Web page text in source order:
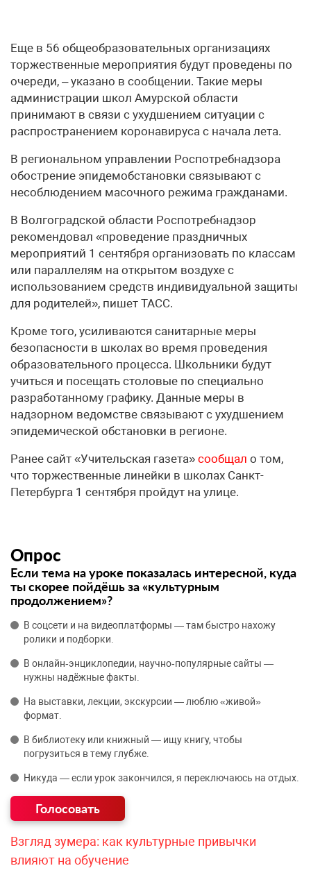
Еще в 56 общеобразовательных организациях
торжественные мероприятия будут проведены по
очереди, – указано в сообщении. Такие меры
администрации школ Амурской области
принимают в связи с ухудшением ситуации с
распространением коронавируса с начала лета.
В региональном управлении Роспотребнадзора
обострение эпидемобстановки связывают с
несоблюдением масочного режима гражданами.
В Волгоградской области Роспотребнадзор
рекомендовал «проведение праздничных
мероприятий 1 сентября организовать по классам
или параллелям на открытом воздухе с
использованием средств индивидуальной защиты
для родителей», пишет ТАСС.
Кроме того, усиливаются санитарные меры
безопасности в школах во время проведения
образовательного процесса. Школьники будут
учиться и посещать столовые по специально
разработанному графику. Данные меры в
надзорном ведомстве связывают с ухудшением
эпидемической обстановки в регионе.
Ранее сайт «Учительская газета» сообщал о том,
что торжественные линейки в школах Санкт-
Петербурга 1 сентября пройдут на улице.
Опрос
Если тема на уроке показалась интересной, куда
ты скорее пойдёшь за «культурным
продолжением»?
В соцсети и на видеоплатформы — там быстро нахожу
ролики и подборки.
В онлайн‑энциклопедии, научно‑популярные сайты —
нужны надёжные факты.
На выставки, лекции, экскурсии — люблю «живой»
формат.
В библиотеку или книжный — ищу книгу, чтобы
погрузиться в тему глубже.
Никуда — если урок закончился, я переключаюсь на отдых.
Взгляд зумера: как культурные привычки
влияют на обучение